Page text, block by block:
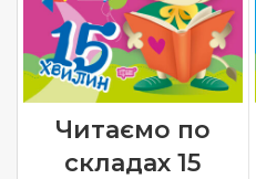
Читаємо по
складах 15